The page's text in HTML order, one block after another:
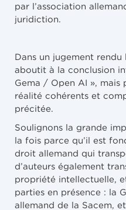
par l’association
juridiction.
Dans un jugement rendu
aboutit à la conclusion
Gema / Open AI », mais
réalité cohérents et
précitée.
Soulignons la grande
la fois parce qu’il est
droit allemand qui
d’auteurs également
propriété intellectuelle,
parties en présence : la
allemand de la Sacem,